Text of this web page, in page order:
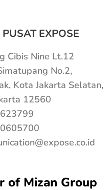
EXPOSE
Cibis Nine Lt.12
No.2,
Kota Jakarta Selatan,
12560
of Mizan Group